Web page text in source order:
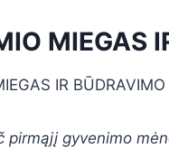
MIEGAS
pirmąjį gyvenimo